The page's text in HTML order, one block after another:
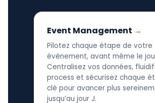
Event Management
Pilotez chaque étape de votre
événement, avant même le
Centralisez vos données,
process et sécurisez chaque
clé pour avancer plus
jusqu’au jour J.